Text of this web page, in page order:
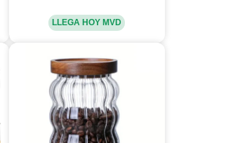
LLEGA HOY MVD